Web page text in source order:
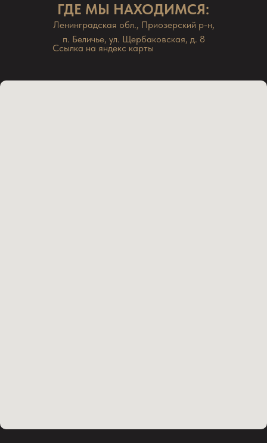
ГДЕ МЫ НАХОДИМСЯ:
Ссылка на яндекс карты
Ленинградская обл., Приозерский р-н,
п. Беличье, ул. Щербаковская, д. 8